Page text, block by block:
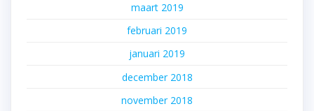
maart 2019
februari 2019
januari 2019
december 2018
november 2018